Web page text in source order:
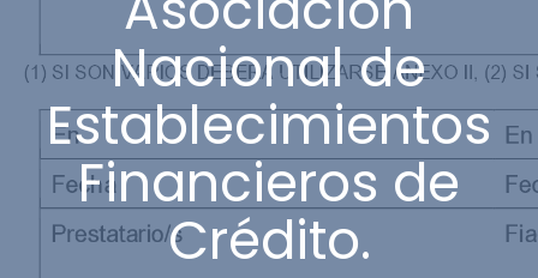
Nacional de
Establecimientos
Financieros de
Crédito.